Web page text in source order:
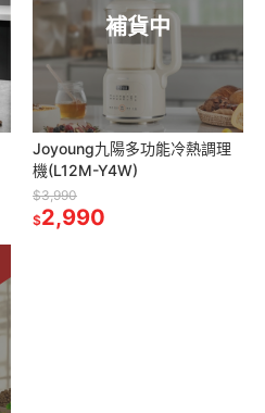
補貨中
Joyoung九陽多功能冷熱調理
機(L12M-Y4W)
$3,990
$2,990